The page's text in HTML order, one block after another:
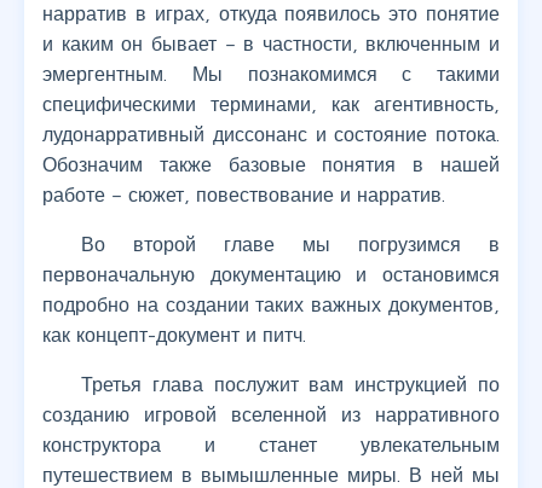
нарратив в играх, откуда появилось это понятие
и каким он бывает – в частности, включенным и
эмергентным. Мы познакомимся с такими
специфическими терминами, как агентивность,
лудонарративный диссонанс и состояние потока.
Обозначим также базовые понятия в нашей
работе – сюжет, повествование и нарратив.
Во второй главе мы погрузимся в
первоначальную документацию и остановимся
подробно на создании таких важных документов,
как концепт-документ и питч.
Третья глава послужит вам инструкцией по
созданию игровой вселенной из нарративного
конструктора и станет увлекательным
путешествием в вымышленные миры. В ней мы